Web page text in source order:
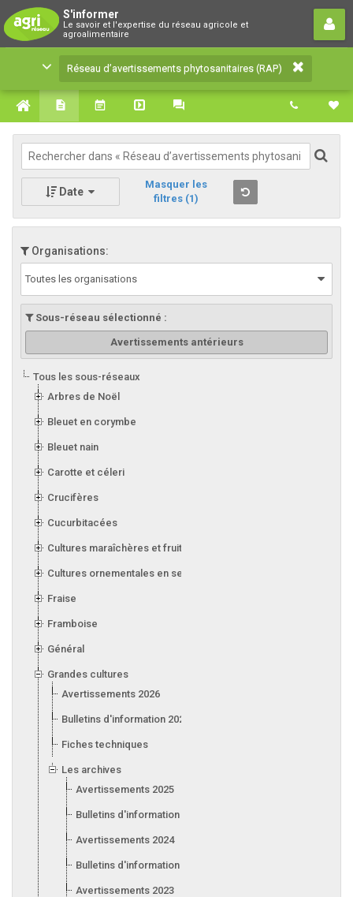
S'informer
Le savoir et l'expertise du réseau agricole et
agroalimentaire
Réseau d’avertissements
phytosanitaires (RAP)
Le savoir et l'expertise du réseau agricole et
agroalimentaire
Réseau d’avertissements phytosanitaires (RAP)
Date
Masquer les
filtres (1)
Organisations:
Toutes les organisations
Sous-réseau sélectionné :
Avertissements antérieurs
Tous les sous-réseaux
Arbres de Noël
Bleuet en corymbe
Bleuet nain
Carotte et céleri
Crucifères
Cucurbitacées
Cultures maraîchères et fruitières en serre
Cultures ornementales en serre
Fraise
Framboise
Général
Grandes cultures
Avertissements 2026
Bulletins d'information 2026
Fiches techniques
Les archives
Avertissements 2025
Bulletins d'information 2025
Avertissements 2024
Bulletins d'information 2024
Avertissements 2023